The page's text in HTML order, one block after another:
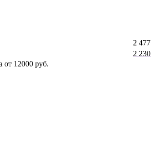
2 477
2 230
от 12000 руб.